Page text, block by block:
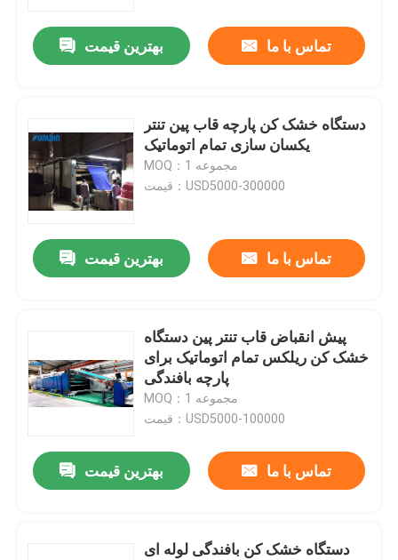
بهترین قیمت تماس با ما
دستگاه خشک کن پارچه قاب پین تنتر
یکسان سازی تمام اتوماتیک
MOQ：1 مجموعه
قیمت：USD5000-300000
بهترین قیمت تماس با ما
پیش انقباض قاب تنتر پین دستگاه
خشک کن ریلکس تمام اتوماتیک برای
پارچه بافندگی
MOQ：1 مجموعه
قیمت：USD5000-100000
بهترین قیمت تماس با ما
دستگاه خشک کن بافندگی لوله ای